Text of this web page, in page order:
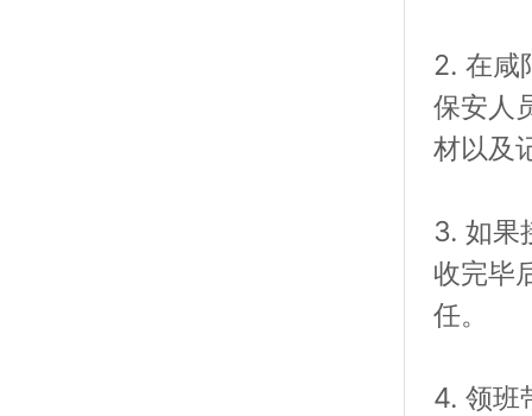
2. 在咸
保安人
材以及
3. 如果
收完毕
任。
4. 领班